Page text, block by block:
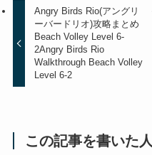
Angry Birds Rio(アングリ
ーバードリオ)攻略まとめ
Beach Volley Level 6-
2Angry Birds Rio
Walkthrough Beach Volley
Level 6-2
この記事を書いた人